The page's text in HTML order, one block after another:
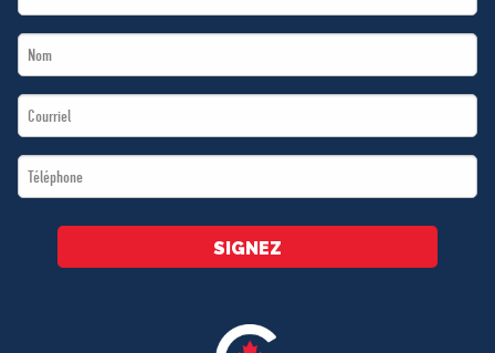
Name
Last
Name
Email
*
Téléphone
*
SIGNEZ